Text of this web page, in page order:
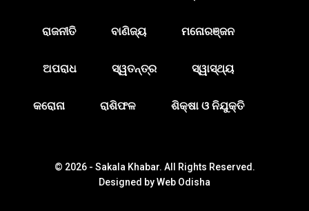
ରାଜନୀତି ବାଣିଜ୍ୟ ମନୋରଞ୍ଜନ
ଅପରାଧ ସ୍ୱତନ୍ତ୍ର ସ୍ୱାସ୍ଥ୍ୟ
କରୋନା ରାଶିଫଳ ଶିକ୍ଷା ଓ ନିଯୁକ୍ତି
© 2026 - Sakala Khabar. All Rights Reserved.
Designed byWeb Odisha